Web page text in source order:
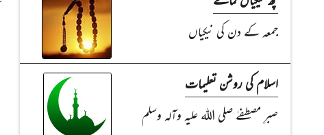
جمعہ کے دن کی نیکیاں
اسلام کی روشن تعلیمات
صبرِ مصطفےٰ صلی اللہ علیہ وآلہ وسلم